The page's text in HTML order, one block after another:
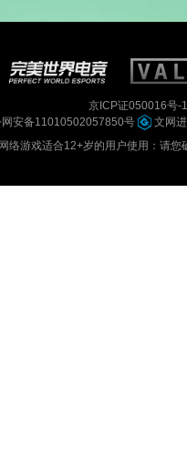
京ICP证050016号-
网安备11010502057850号
文网
络游戏适合12+岁的用户使用：请